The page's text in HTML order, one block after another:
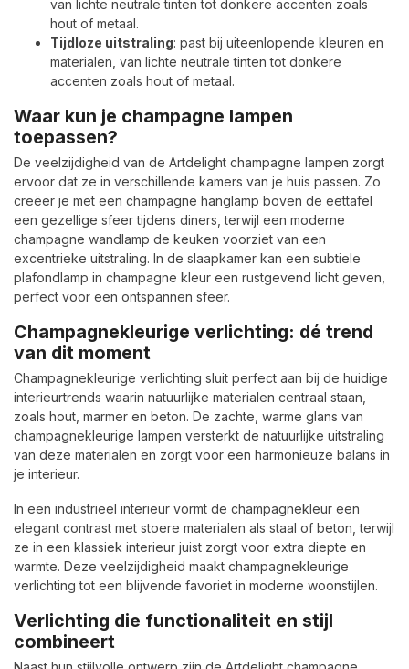
van lichte neutrale tinten tot donkere accenten zoals
hout of metaal.
Tijdloze uitstraling: past bij uiteenlopende kleuren en
materialen, van lichte neutrale tinten tot donkere
accenten zoals hout of metaal.
Waar kun je champagne lampen
toepassen?
De veelzijdigheid van de Artdelight champagne lampen zorgt
ervoor dat ze in verschillende kamers van je huis passen. Zo
creëer je met een champagne hanglamp boven de eettafel
een gezellige sfeer tijdens diners, terwijl een moderne
champagne wandlamp de keuken voorziet van een
excentrieke uitstraling. In de slaapkamer kan een subtiele
plafondlamp in champagne kleur een rustgevend licht geven,
perfect voor een ontspannen sfeer.
Champagnekleurige verlichting: dé trend
van dit moment
Champagnekleurige verlichting sluit perfect aan bij de huidige
interieurtrends waarin natuurlijke materialen centraal staan,
zoals hout, marmer en beton. De zachte, warme glans van
champagnekleurige lampen versterkt de natuurlijke uitstraling
van deze materialen en zorgt voor een harmonieuze balans in
je interieur.
In een industrieel interieur vormt de champagnekleur een
elegant contrast met stoere materialen als staal of beton, terwijl
ze in een klassiek interieur juist zorgt voor extra diepte en
warmte. Deze veelzijdigheid maakt champagnekleurige
verlichting tot een blijvende favoriet in moderne woonstijlen.
Verlichting die functionaliteit en stijl
combineert